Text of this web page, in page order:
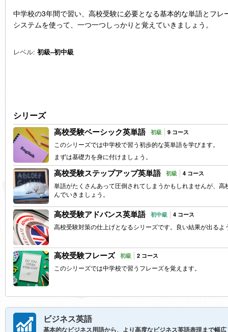
中学校の3年間で習い、高校受験に必要となる基本的な単語とフ
システムを使って、一つ一つしっかりと覚えていきましょう。
レベル: 初級–初中級
シリーズ
高校受験ベーシック英単語 初級 9 コース
このシリーズでは中学校で習う初歩的な英単語を学びます。
まずは基礎力を身に付けましょう。
高校受験ステップアップ英単語 初級 4 コース
単語がたくさんあって圧倒されてしまうかもしれませんが、
んでいきましょう。
高校受験アドバンス英単語 初中級 4 コース
高校受験対策の仕上げとなるシリーズです。良い結果が出る
高校受験フレーズ 初級 2 コース
このシリーズでは中学校で習うフレーズを覚えます。
ビジネス英語
基本的なビジネス用語から、より高度なビジネス英語表現まで幅